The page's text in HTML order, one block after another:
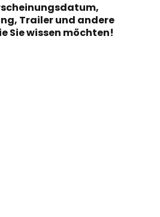
Trailer und andere
Sie wissen möchten!